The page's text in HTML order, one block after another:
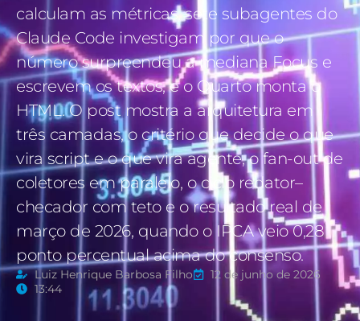
calculam as métricas, sete subagentes do
Claude Code investigam por que o
número surpreendeu a mediana Focus e
escrevem os textos, e o Quarto monta o
HTML. O post mostra a arquitetura em
três camadas, o critério que decide o que
vira script e o que vira agente, o fan-out de
coletores em paralelo, o ciclo redator–
checador com teto e o resultado real de
março de 2026, quando o IPCA veio 0,28
ponto percentual acima do consenso.
Luiz Henrique Barbosa Filho
12 de junho de 2026
13:44